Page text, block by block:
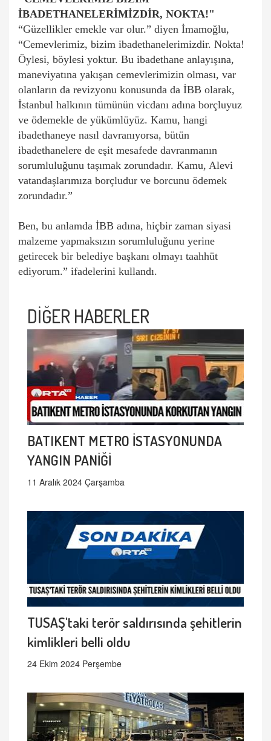
İBADETHANELERİMİZDİR, NOKTA!"
“Güzellikler emekle var olur.” diyen İmamoğlu,
“Cemevlerimiz, bizim ibadethanelerimizdir. Nokta!
Öylesi, böylesi yoktur. Bu ibadethane anlayışına,
maneviyatına yakışan cemevlerimizin olması, var
olanların da revizyonu konusunda da İBB olarak,
İstanbul halkının tümünün vicdanı adına borçluyuz
ve ödemekle de yükümlüyüz. Kamu, hangi
ibadethaneye nasıl davranıyorsa, bütün
ibadethanelere de eşit mesafede davranmanın
sorumluluğunu taşımak zorundadır. Kamu, Alevi
vatandaşlarımıza borçludur ve borcunu ödemek
zorundadır.”
Ben, bu anlamda İBB adına, hiçbir zaman siyasi
malzeme yapmaksızın sorumluluğunu yerine
getirecek bir belediye başkanı olmayı taahhüt
ediyorum.” ifadelerini kullandı.
DİĞER HABERLER
BATIKENT METRO İSTASYONUNDA
YANGIN PANİĞİ
11 Aralık 2024 Çarşamba
TUSAŞ'taki terör saldırısında şehitlerin
kimlikleri belli oldu
24 Ekim 2024 Perşembe